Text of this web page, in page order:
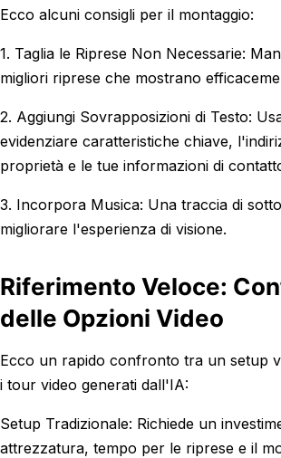
Ecco alcuni consigli per il montaggio:
1. Taglia le Riprese Non Necessarie:
migliori riprese che mostrano
2. Aggiungi Sovrapposizioni di Testo:
evidenziare caratteristiche chiave,
proprietà e le tue informazioni di
3. Incorpora Musica: Una traccia di
migliorare l'esperienza di visione.
Riferimento Veloce:
delle Opzioni Video
Ecco un rapido confronto tra un setup
i tour video generati dall'IA:
Setup Tradizionale: Richiede un
attrezzatura, tempo per le riprese e il